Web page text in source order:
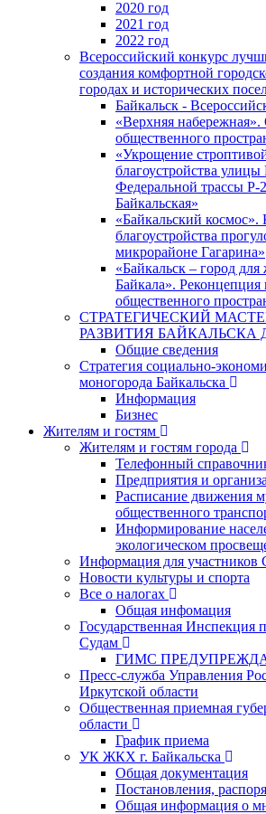
2020 год
2021 год
2022 год
Всероссийский конкурс
создания комфортной
городах и исторических
Байкальск -
«Верхняя набережная».
общественного
«Укрощение
благоустройства улицы
Федеральной трассы Р-
Байкальская»
«Байкальский
благоустройства
микрорайоне Гагарина»
«Байкальск – город
Байкала». Реконцепция
общественного
СТРАТЕГИЧЕСКИЙ
РАЗВИТИЯ БАЙКАЛЬСКА
Общие сведения
Стратегия социально-
моногорода Байкальска
Информация
Бизнес
Жителям и гостям
Жителям и гостям города
Телефонный
Предприятия и
Расписание движения
общественного
Информирование
экологическом
Информация для
Новости культуры и спорта
Все о налогах
Общая инфомация
Государственная
Судам
ГИМС
Пресс-служба Управления
Иркутской области
Общественная приемная
области
График приема
УК ЖКХ г. Байкальска
Общая документация
Постановления,
Общая информация о